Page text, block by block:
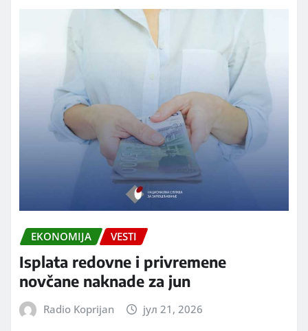
EKONOMIJA VESTI
Isplata redovne i privremene
novčane naknade za jun
Radio Koprijan јул 21, 2026